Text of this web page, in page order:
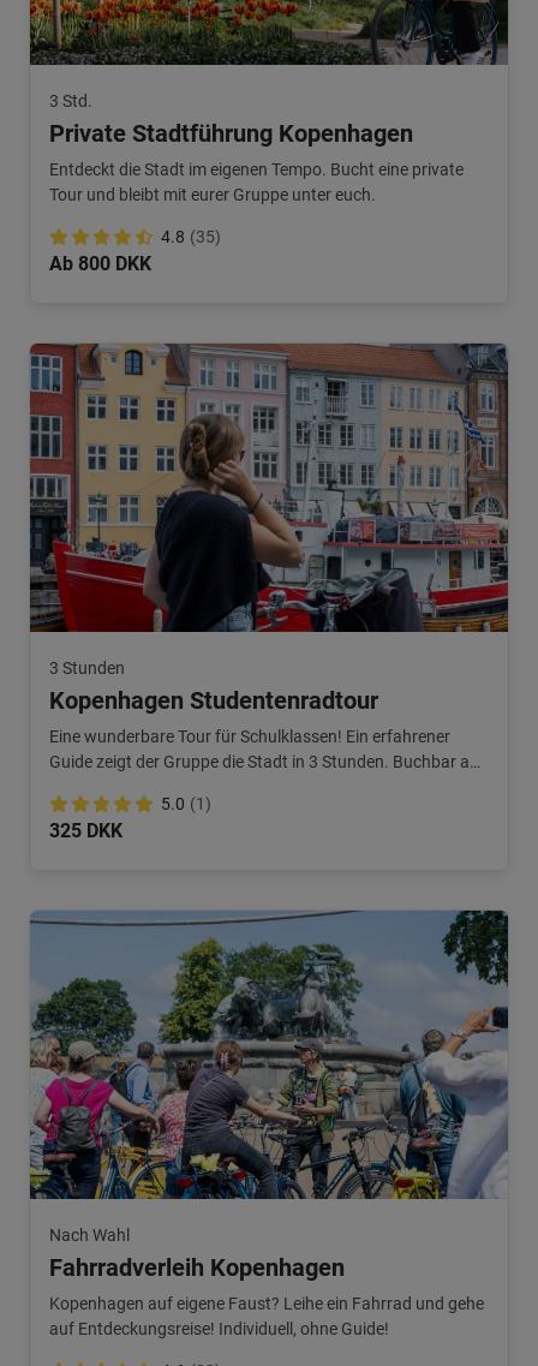
3 Std.
Private Stadtführung Kopenhagen
Entdeckt die Stadt im eigenen Tempo. Bucht eine private
Tour und bleibt mit eurer Gruppe unter euch.
4.8 (35)
Ab 800 DKK
3 Stunden
Kopenhagen Studentenradtour
Eine wunderbare Tour für Schulklassen! Ein erfahrener
Guide zeigt der Gruppe die Stadt in 3 Stunden. Buchbar ab
5.0 (1)
325 DKK
Nach Wahl
Fahrradverleih Kopenhagen
Kopenhagen auf eigene Faust? Leihe ein Fahrrad und gehe
auf Entdeckungsreise! Individuell, ohne Guide!